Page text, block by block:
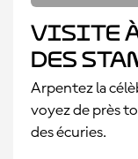
Visite
des
Arpentez la
voyez de près
des écuries.